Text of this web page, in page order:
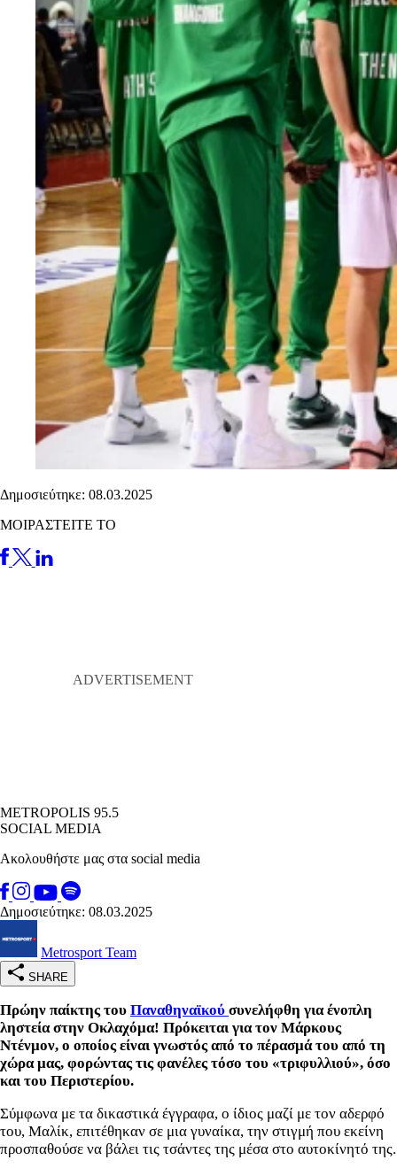
Δημοσιεύτηκε: 08.03.2025
ΜΟΙΡΑΣΤΕΙΤΕ ΤΟ
METROPOLIS 95.5
SOCIAL MEDIA
Ακολουθήστε μας στα social media
Δημοσιεύτηκε: 08.03.2025
Metrosport Team
SHARE
Πρώην παίκτης του Παναθηναϊκού συνελήφθη για ένοπλη
ληστεία στην Οκλαχόμα! Πρόκειται για τον Μάρκους
Ντένμον, ο οποίος είναι γνωστός από το πέρασμά του από τη
χώρα μας, φορώντας τις φανέλες τόσο του «τριφυλλιού», όσο
και του Περιστερίου.
Σύμφωνα με τα δικαστικά έγγραφα, ο ίδιος μαζί με τον αδερφό
του, Μαλίκ, επιτέθηκαν σε μια γυναίκα, την στιγμή που εκείνη
προσπαθούσε να βάλει τις τσάντες της μέσα στο αυτοκίνητό της.